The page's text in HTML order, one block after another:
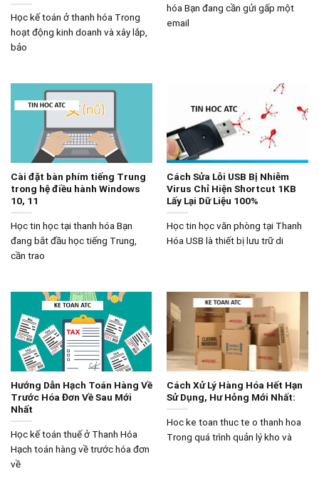
Học kế toán ở thanh hóa Trong
hoạt động kinh doanh và xây lắp,
bảo
hóa Bạn đang cần gửi gấp một
email
Cài đặt bàn phím tiếng Trung
trong hệ điều hành Windows
10, 11
Học tin học tại thanh hóa Bạn
đang bắt đầu học tiếng Trung,
cần trao
Cách Sửa Lỗi USB Bị Nhiễm
Virus Chỉ Hiện Shortcut 1KB
Lấy Lại Dữ Liệu 100%
Học tin học văn phòng tại Thanh
Hóa USB là thiết bị lưu trữ di
Hướng Dẫn Hạch Toán Hàng Về
Trước Hóa Đơn Về Sau Mới
Nhất
Học kế toán thuế ở Thanh Hóa
Hạch toán hàng về trước hóa đơn
về
Cách Xử Lý Hàng Hóa Hết Hạn
Sử Dụng, Hư Hỏng Mới Nhất:
Hoc ke toan thuc te o thanh hoa
Trong quá trình quản lý kho và